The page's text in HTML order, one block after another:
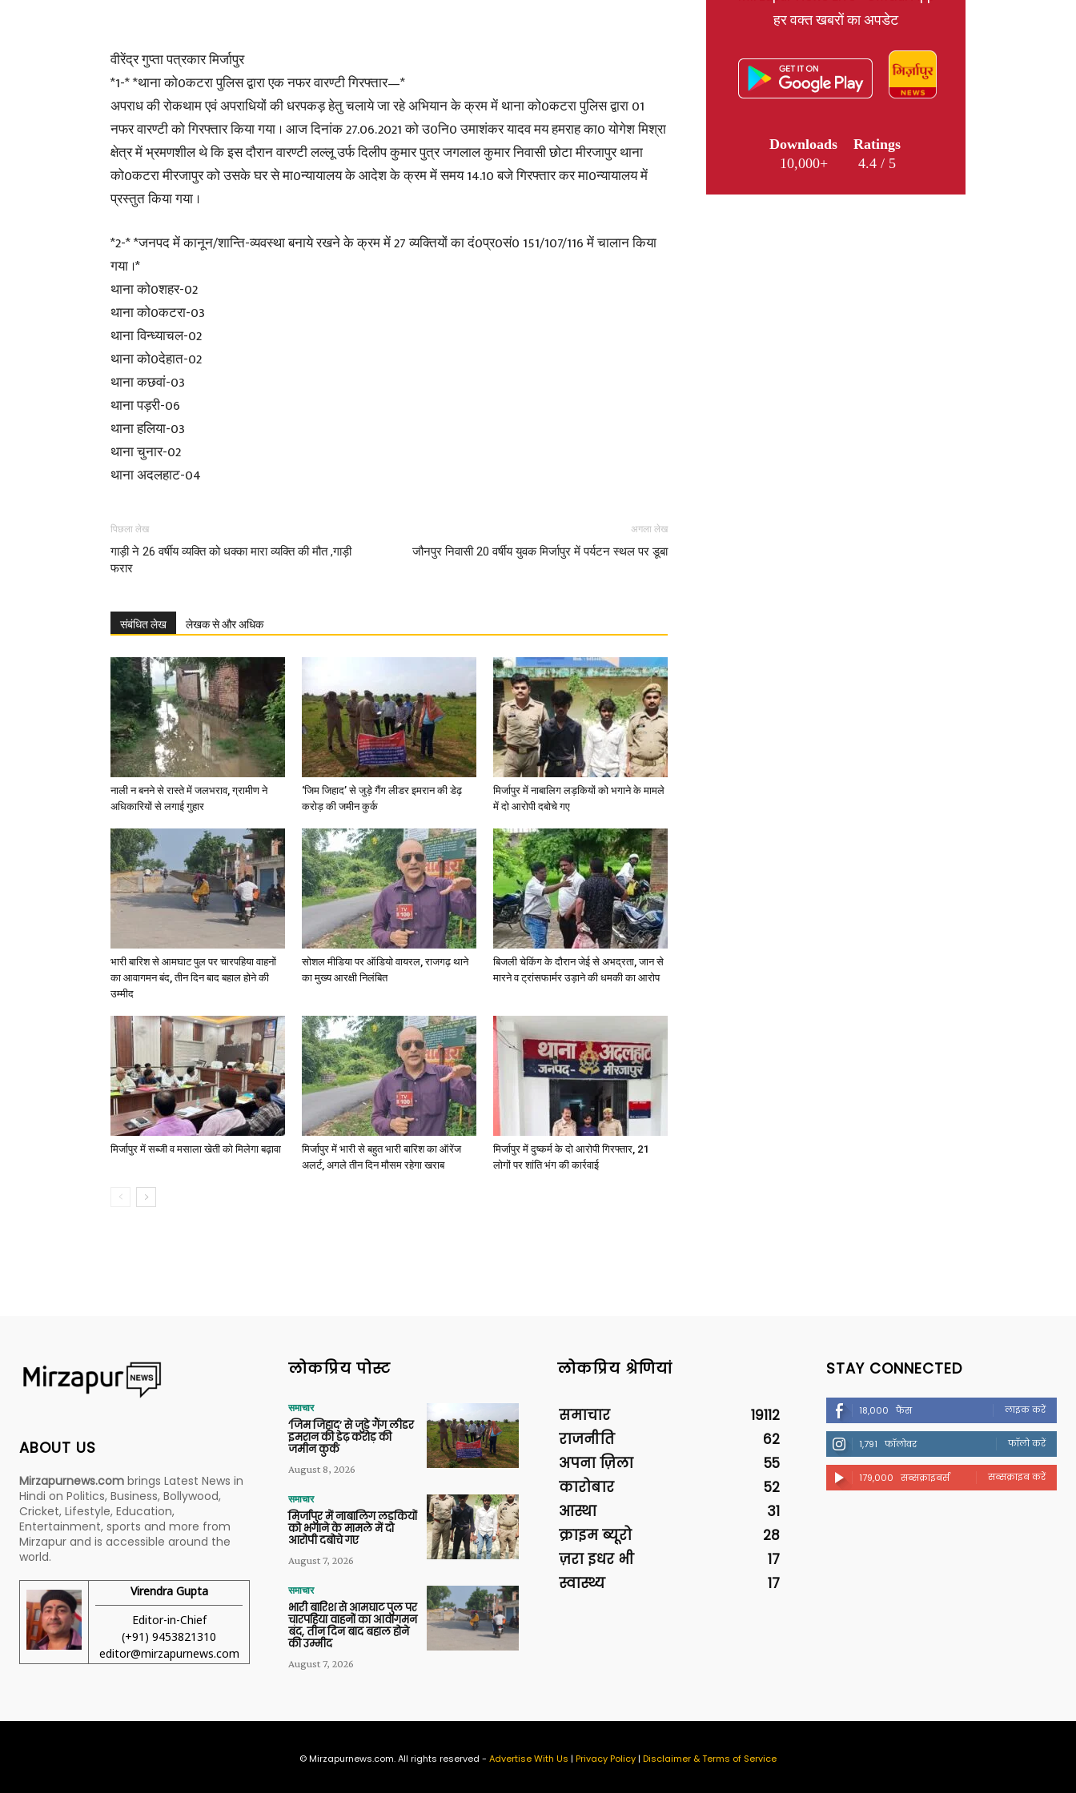
Hindi
Paper
वीरेंद्र गुप्ता पत्रकार मिर्जापुर
*1-* *थाना को0कटरा पुलिस द्वारा एक नफर वारण्टी गिरफ्तार—*
अपराध की रोकथाम एवं अपराधियों की धरपकड़ हेतु चलाये जा रहे अभियान के क्रम में थाना को0कटरा पुलिस द्वारा 01
नफर वारण्टी को गिरफ्तार किया गया । आज दिनांक 27.06.2021 को उ0नि0 उमाशंकर यादव मय हमराह का0 योगेश मिश्रा
क्षेत्र में भ्रमणशील थे कि इस दौरान वारण्टी लल्लू उर्फ दिलीप कुमार पुत्र जगलाल कुमार निवासी छोटा मीरजापुर थाना
को0कटरा मीरजापुर को उसके घर से मा0न्यायालय के आदेश के क्रम में समय 14.10 बजे गिरफ्तार कर मा0न्यायालय में
प्रस्तुत किया गया ।
*2-* *जनपद में कानून/शान्ति-व्यवस्था बनाये रखने के क्रम में 27 व्यक्तियों का दं0प्र0सं0 151/107/116 में चालान किया
गया ।*
थाना को0शहर-02
थाना को0कटरा-03
थाना विन्ध्याचल-02
थाना को0देहात-02
थाना कछवां-03
थाना पड़री-06
थाना हलिया-03
थाना चुनार-02
थाना अदलहाट-04
पिछला लेख
गाड़ी ने 26 वर्षीय व्यक्ति को धक्का मारा व्यक्ति की मौत ,गाड़ी
फरार
अगला लेख
जौनपुर निवासी 20 वर्षीय युवक मिर्जापुर में पर्यटन स्थल पर डूबा
संबंधित लेख लेखक से और अधिक
नाली न बनने से रास्ते में जलभराव, ग्रामीण ने
अधिकारियों से लगाई गुहार
‘जिम जिहाद’ से जुड़े गैंग लीडर इमरान की डेढ़
करोड़ की जमीन कुर्क
मिर्जापुर में नाबालिग लड़कियों को भगाने के मामले
में दो आरोपी दबोचे गए
भारी बारिश से आमघाट पुल पर चारपहिया वाहनों
का आवागमन बंद, तीन दिन बाद बहाल होने की
उम्मीद
सोशल मीडिया पर ऑडियो वायरल, राजगढ़ थाने
का मुख्य आरक्षी निलंबित
बिजली चेकिंग के दौरान जेई से अभद्रता, जान से
मारने व ट्रांसफार्मर उड़ाने की धमकी का आरोप
मिर्जापुर में सब्जी व मसाला खेती को मिलेगा बढ़ावा
मिर्जापुर में भारी से बहुत भारी बारिश का ऑरेंज
अलर्ट, अगले तीन दिन मौसम रहेगा खराब
मिर्जापुर में दुष्कर्म के दो आरोपी गिरफ्तार, 21
लोगों पर शांति भंग की कार्रवाई
हर वक्त खबरों का अपडेट
Downloads
10,000+
Ratings
4.4 / 5
ABOUT US
Mirzapurnews.com brings Latest News in
Hindi on Politics, Business, Bollywood,
Cricket, Lifestyle, Education,
Entertainment, sports and more from
Mirzapur and is accessible around the
world.
Virendra Gupta
Editor-in-Chief
(+91) 9453821310
editor@mirzapurnews.com
लोकप्रिय पोस्ट
समाचार
‘जिम जिहाद’ से जुड़े गैंग लीडर
इमरान की डेढ़ करोड़ की
जमीन कुर्क
August 8, 2026
समाचार
मिर्जापुर में नाबालिग लड़कियों
को भगाने के मामले में दो
आरोपी दबोचे गए
August 7, 2026
समाचार
भारी बारिश से आमघाट पुल पर
चारपहिया वाहनों का आवागमन
बंद, तीन दिन बाद बहाल होने
की उम्मीद
August 7, 2026
लोकप्रिय श्रेणियां
समाचार
19112
राजनीति
62
अपना ज़िला
55
कारोबार
52
आस्था
31
क्राइम ब्यूरो
28
ज़रा इधर भी
17
स्वास्थ्य
17
STAY CONNECTED
18,000 फैंस लाइक करें
1,791 फॉलोवर फॉलो करें
179,000 सब्सक्राइबर्स सब्सक्राइब करें
© Mirzapurnews.com. All rights reserved - Advertise With Us | Privacy Policy| Disclaimer & Terms of Service